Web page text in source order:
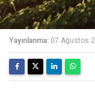
Yayınlanma: 07 Ağustos